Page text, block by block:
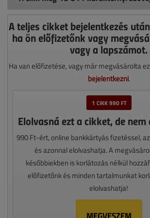
A teljes cikket bejelentkezés
ha ön előfizetőnk vagy
vagy a lapszámot.
Ha van előfizetése, vagy már megvásárolta
bejelentkezni.
1 CIKK 990 FT
Elolvasná ezt a cikket, de
990 Ft-ért, online bankkártyás fizetéssel,
és azonnal elolvashatja. A
későbbiekben is korlátozás nélkül
előfizetőnk és minden tartalmunkat
elolvashatja!